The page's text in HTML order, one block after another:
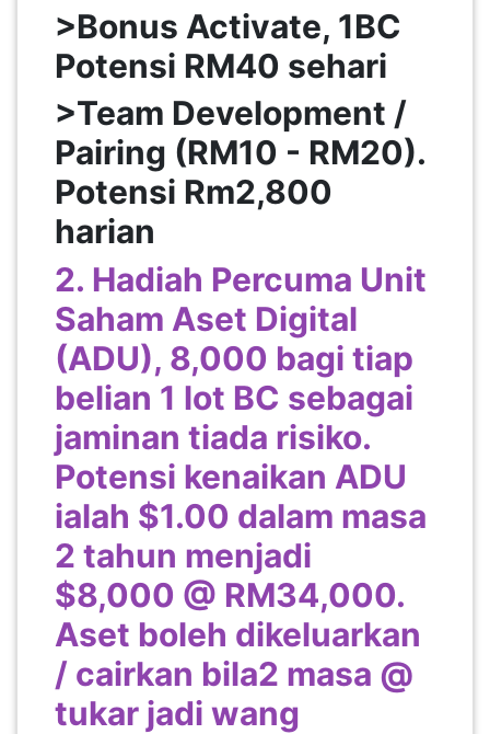
>Bonus Activate, 1BC
Potensi RM40 sehari
>Team Development /
Pairing (RM10 - RM20).
Potensi Rm2,800
harian
2. Hadiah Percuma Unit
Saham Aset Digital
(ADU), 8,000 bagi tiap
belian 1 lot BC sebagai
jaminan tiada risiko.
Potensi kenaikan ADU
ialah $1.00 dalam masa
2 tahun menjadi
$8,000 @ RM34,000.
Aset boleh dikeluarkan
/ cairkan bila2 masa @
tukar jadi wang